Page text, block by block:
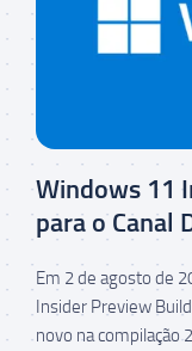
Windows 11
para o Canal
Em 2 de agosto de
Insider Preview
novo na compilação